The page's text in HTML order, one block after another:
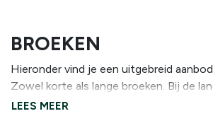
BROEKEN
Hieronder vind je een uitgebreid aanbod aan broeken.
Zowel korte als lange broeken. Bij de lange broeken is de
variatie het grootst. Van lichtgewicht en sneldrogend, al